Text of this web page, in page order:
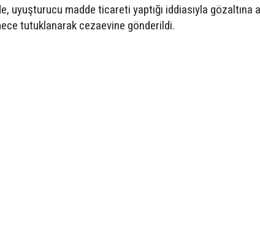
uyuşturucu madde ticareti yaptığı iddiasıyla gözaltına
tutuklanarak cezaevine gönderildi.